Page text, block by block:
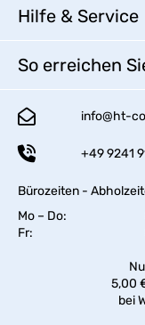
Hilfe & Service
So erreichen
info@ht-
+49 9241
Bürozeiten -
Mo – Do:
Fr:
5,00
bei